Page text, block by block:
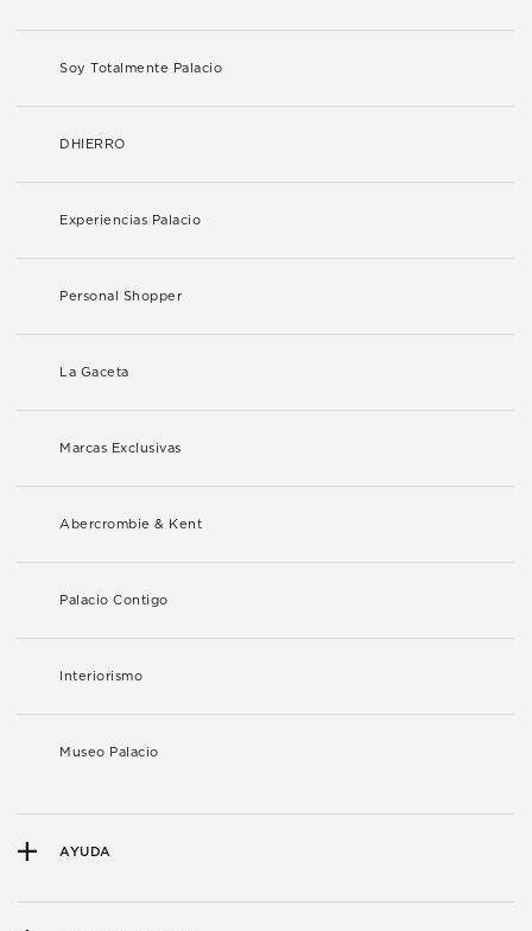
Soy Totalmente Palacio
DHIERRO
Experiencias Palacio
Personal Shopper
La Gaceta
Marcas Exclusivas
Abercrombie & Kent
Palacio Contigo
Interiorismo
Museo Palacio
AYUDA